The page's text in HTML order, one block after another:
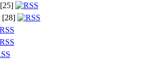
[25]
[28]